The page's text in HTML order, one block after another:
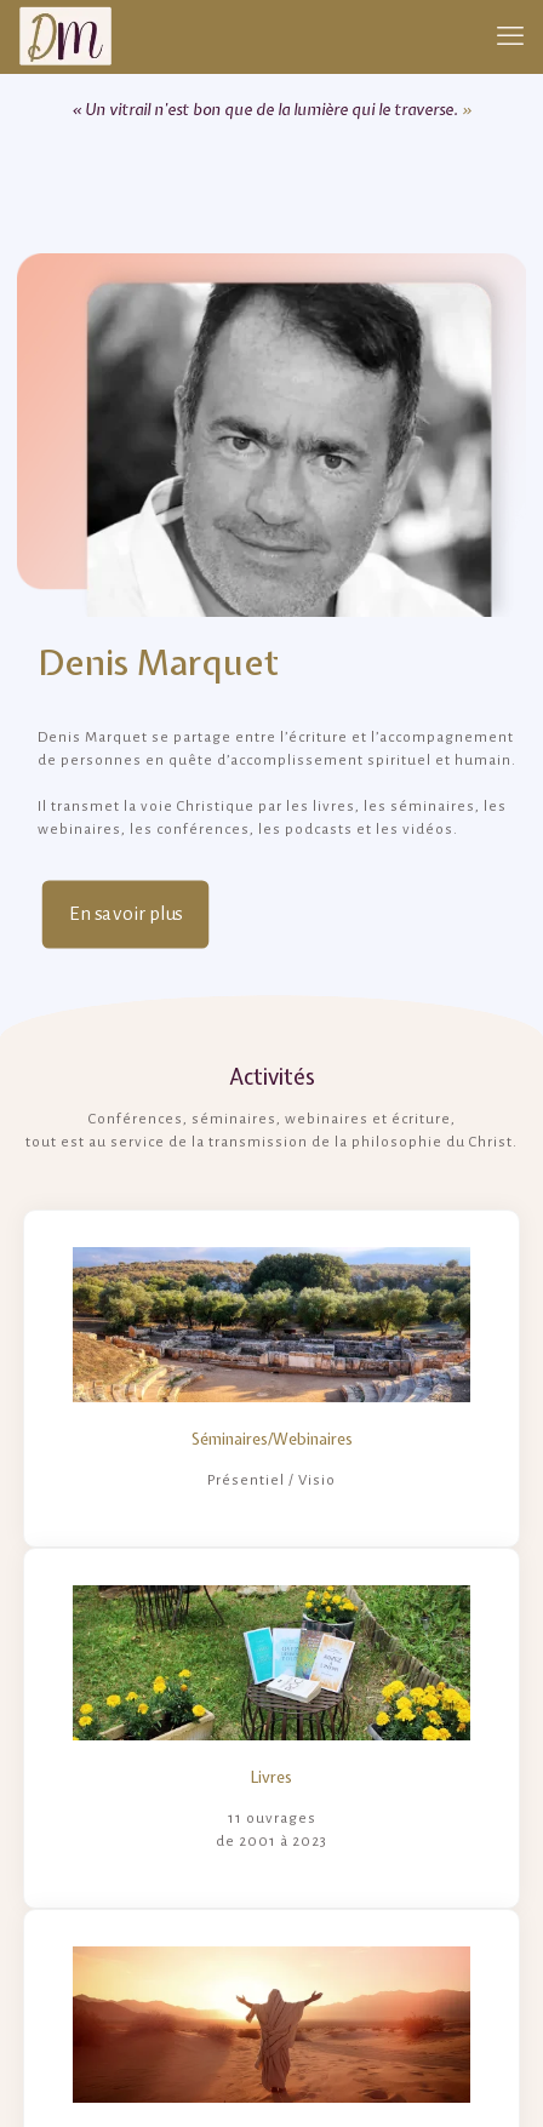
« Un vitrail n’est bon que de la lumière qui le traverse. »
Denis Marquet
Denis Marquet se partage entre l’écriture et l’accompagnement
de personnes en quête d’accomplissement spirituel et humain.
Il transmet la voie Christique par les livres, les séminaires, les
webinaires, les conférences, les podcasts et les vidéos.
En savoir plus
Activités
Conférences, séminaires, webinaires et écriture,
tout est au service de la transmission de la philosophie du Christ.
Séminaires/Webinaires
Présentiel / Visio
Livres
11 ouvrages
de 2001 à 2023